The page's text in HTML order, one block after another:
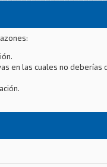
en las cuales no deberías